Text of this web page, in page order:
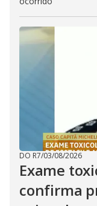
DO R7/03/08/2026
Exame
confirma